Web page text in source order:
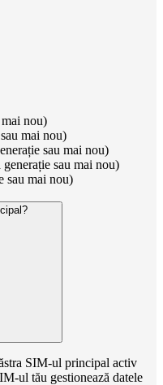
nou)
mai nou)
sau mai nou)
sau mai nou)
sau mai nou)
SIM-ul principal activ
ul tău gestionează datele